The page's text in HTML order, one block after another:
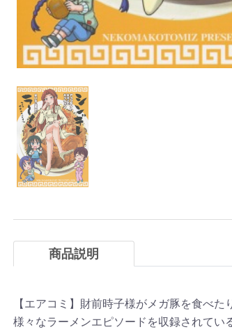
商品説明
【エアコミ】財前時子様がメガ豚を食べ
様々なラーメンエピソードを収録されてい